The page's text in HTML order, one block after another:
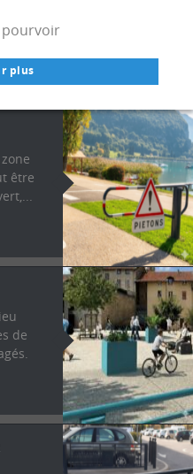
pourvoir
plus
être
de